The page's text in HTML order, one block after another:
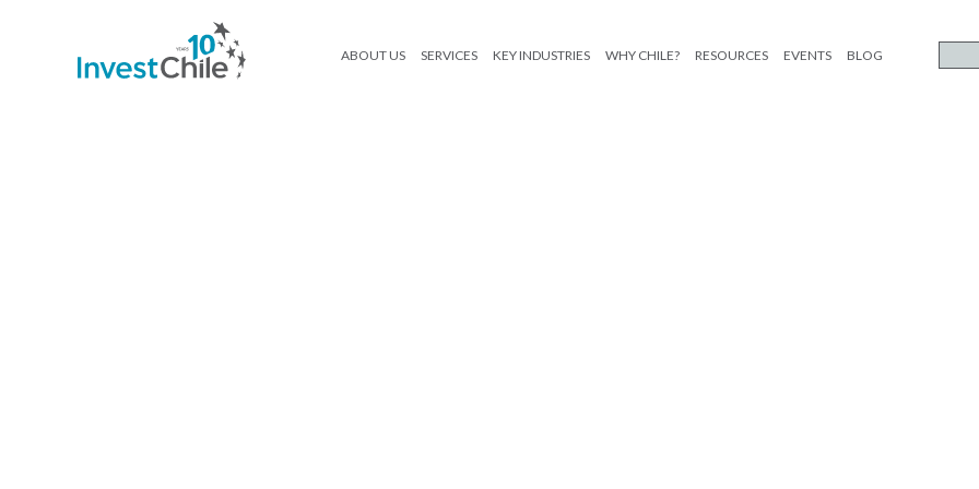
ABOUT US SERVICES KEY INDUSTRIES WHY CHILE? RESOURCES EVENTS BLOG